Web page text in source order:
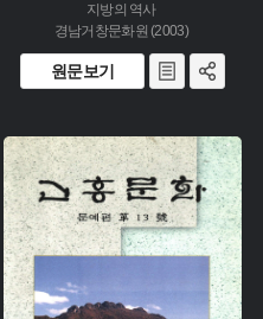
지방의 역사
경남거창문화원 (2003)
원문보기
주제 :
유형 :
발행 :
생산 :
소장 :